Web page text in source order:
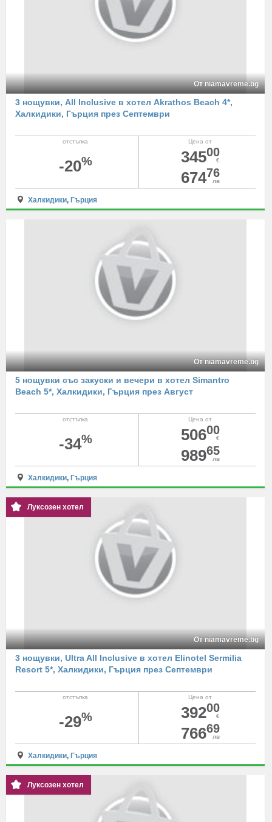
От niamavreme.bg
3 нощувки, All Inclusive в хотел Akrathos Beach 4*,
Халкидики, Гърция през Септември
Цена от
34500
€
67476
лв
отстъпка
-20%
Халкидики, Гърция
От niamavreme.bg
5 нощувки със закуски и вечери в хотел Simantro
Beach 5*, Халкидики, Гърция през Август
Цена от
50600
€
98965
лв
отстъпка
-34%
Халкидики, Гърция
Луксозен хотел
От niamavreme.bg
3 нощувки, Ultra All Inclusive в хотел Elinotel Sermilia
Resort 5*, Халкидики, Гърция през Септември
Цена от
39200
€
76669
лв
отстъпка
-29%
Халкидики, Гърция
Луксозен хотел